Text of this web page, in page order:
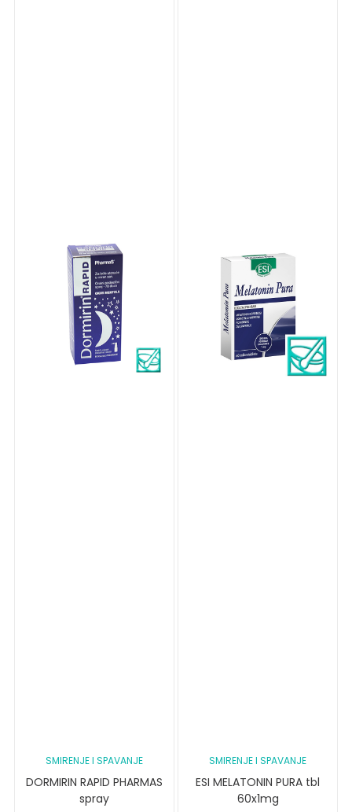
SMIRENJE I SPAVANJE
DORMIRIN RAPID PHARMAS
spray
SMIRENJE I SPAVANJE
ESI MELATONIN PURA tbl
60x1mg